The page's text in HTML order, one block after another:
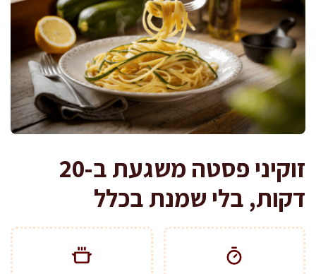
זוקיני פסטה משגעת ב-20
דקות, בלי שמנת בכלל